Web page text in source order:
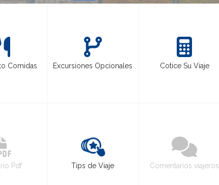
Comidas Excursiones Opcionales Cotice Su Viaje
Pdf Tips de Viaje Comentarios viajeros